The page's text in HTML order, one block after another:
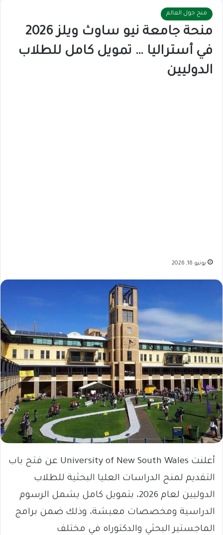
منح حول العالم
منحة جامعة نيو ساوث ويلز 2026
في أستراليا … تمويل كامل للطلاب
الدوليين
يونيو 16, 2026
أعلنت University of New South Wales عن فتح باب
التقديم لمنح الدراسات العليا البحثية للطلاب
الدوليين لعام 2026، بتمويل كامل يشمل الرسوم
الدراسية ومخصصات معيشة، وذلك ضمن برامج
الماجستير البحثي والدكتوراه في مختلف